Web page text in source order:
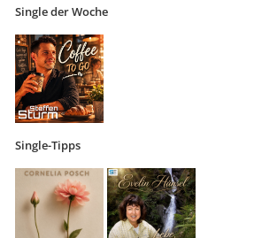
Single der Woche
Single-Tipps